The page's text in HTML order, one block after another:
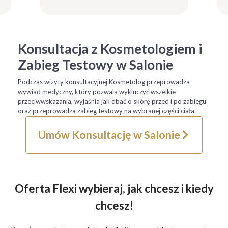
Konsultacja z Kosmetologiem i
Zabieg Testowy w Salonie
Podczas wizyty konsultacyjnej Kosmetolog przeprowadza
wywiad medyczny, który pozwala wykluczyć wszelkie
przeciwwskazania, wyjaśnia jak dbać o skórę przed i po zabiegu
oraz przeprowadza zabieg testowy na wybranej części ciała.
Umów Konsultację w Salonie
Oferta Flexi wybieraj, jak chcesz i kiedy
chcesz!